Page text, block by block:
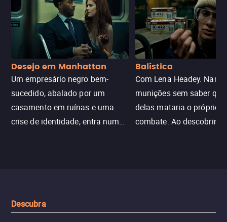
Desejo em Manhattan
Um empresário negro bem-
sucedido, abalado por um
casamento em ruínas e uma
crise de identidade, entra num
Balística
Com Lena Headey.
munições sem saber
delas mataria o próprio
combate. Ao descobrir a
Descubra